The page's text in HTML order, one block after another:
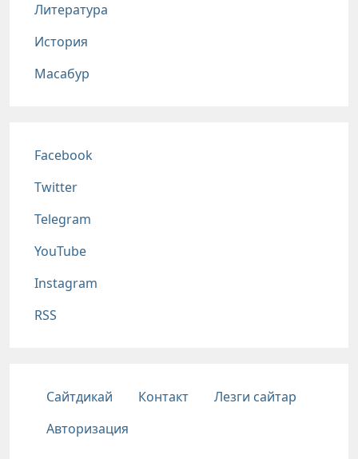
Литература
История
Масабур
Соц сети
Facebook
Twitter
Telegram
YouTube
Instagram
RSS
Подвал
Сайтдикай Контакт
Лезги сайтар
Авторизация